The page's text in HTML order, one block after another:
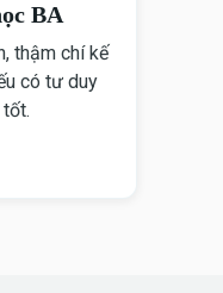
BA
thậm chí kế
có tư duy